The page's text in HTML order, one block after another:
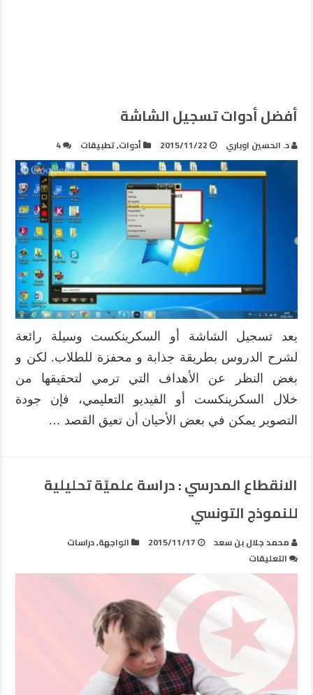
أفضل أدوات تسجيل الشاشة
د. الحسين اوباري 2015/11/22 أدوات,تطبيقات 4
يعد تسجيل الشاشة أو السكرينكست وسيلة رائعة
لشرح الدروس بطريقة جذابة و محفزة للطلاب. لكن و
بغض النظر عن الأهداف التي ترمي لتحقيقها من
خلال السكرينكست أو الفيديو التعليمي، فإن جودة
التصوير يمكن في بعض الأحيان أن تعيق القصد …
الانقطاع المدرسي : دراسة علميّة تحليلية
للنموذج التونسي
محمد جلال بن سعد 2015/11/17 الواجهة,دراسات
التعليقات
المدرسي
دراسة
علميّة
تحليلية
للنموذج
التونسي